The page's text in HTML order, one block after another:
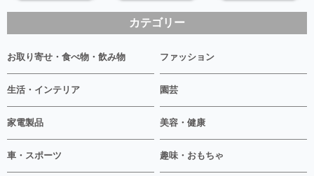
カテゴリー
お取り寄せ・食べ物・飲み物 ファッション
生活・インテリア 園芸
家電製品 美容・健康
車・スポーツ 趣味・おもちゃ